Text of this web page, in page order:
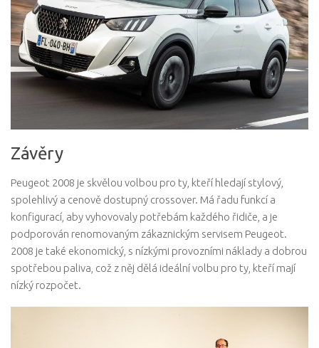
Závěry
Peugeot 2008 je skvělou volbou pro ty, kteří hledají stylový,
spolehlivý a cenově dostupný crossover. Má řadu funkcí a
konfigurací, aby vyhovovaly potřebám každého řidiče, a je
podporován renomovaným zákaznickým servisem Peugeot.
2008 je také ekonomický, s nízkými provozními náklady a dobrou
spotřebou paliva, což z něj dělá ideální volbu pro ty, kteří mají
nízký rozpočet.